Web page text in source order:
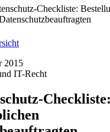
Checkliste:
2015
IT-Recht